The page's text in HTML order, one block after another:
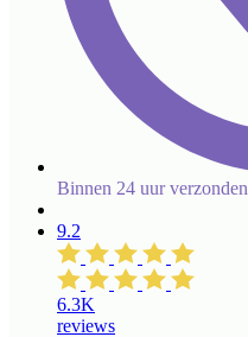
Binnen 24 uur verzonden
9.2
6.3K
reviews